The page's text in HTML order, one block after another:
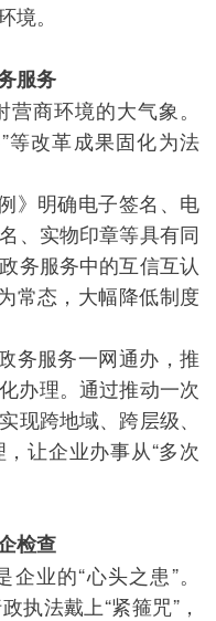
。
服务
商环境的大气象。
等改革成果固化为法
明确电子签名、电
、实物印章等具有同
务服务中的互信互认
常态，大幅降低制度
服务一网通办，推
办理。通过推动一次
现跨地域、跨层级、
让企业办事从“多次
检查
业的“心头之患”。
执法戴上“紧箍咒”，